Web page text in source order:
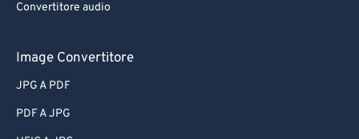
Convertitore audio
Image Convertitore
JPG A PDF
PDF A JPG